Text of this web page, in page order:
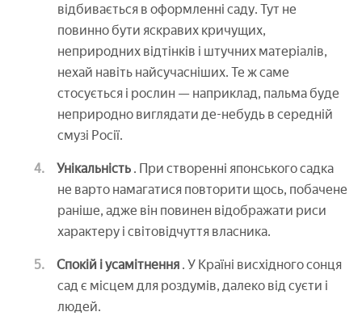
відбивається в оформленні саду. Тут не
повинно бути яскравих кричущих,
неприродних відтінків і штучних матеріалів,
нехай навіть найсучасніших. Те ж саме
стосується і рослин — наприклад, пальма буде
неприродно виглядати де-небудь в середній
смузі Росії.
Унікальність . При створенні японського садка
не варто намагатися повторити щось, побачене
раніше, адже він повинен відображати риси
характеру і світовідчуття власника.
Спокій і усамітнення . У Країні висхідного сонця
сад є місцем для роздумів, далеко від суєти і
людей.